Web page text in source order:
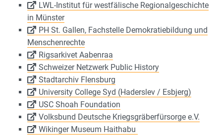
LWL-Institut für westfälische Regionalgeschichte
in Münster
PH St. Gallen, Fachstelle Demokratiebildung und
Menschenrechte
Rigsarkivet Aabenraa
Schweizer Netzwerk Public History
Stadtarchiv Flensburg
University College Syd (Haderslev / Esbjerg)
USC Shoah Foundation
Volksbund Deutsche Kriegsgräberfürsorge e.V.
Wikinger Museum Haithabu